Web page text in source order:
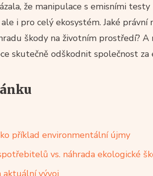
že manipulace s emisními
i pro celý ekosystém. Jaké právní
škody na životním prostředí?
skutečně odškodnit společnost za
příklad environmentální újmy
vs. náhrada ekologické
aktuální vývoj